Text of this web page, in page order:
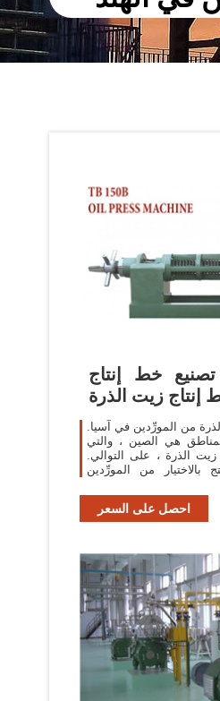
خط إنتاج
إنتاج زيت الذرة
الذرة من المورِّدين في آسيا.
هي الصين ، والتي
زيت الذرة ، على التوالي.
بالاختيار من المورِّدين
احصل على السعر